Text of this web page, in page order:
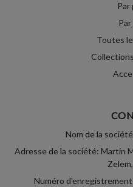
Par
Toutes
Nom de la
Adresse de la société: Martin
Numéro